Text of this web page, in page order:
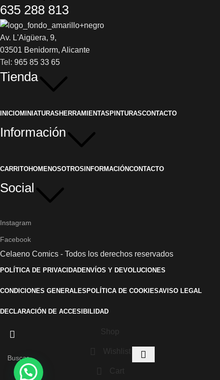
635 288 813
Av. L'Aigüera, 9,
03501 Benidorm, Alicante
Tel: 965 85 33 65
Tienda
INICIOMINIATURAS HERRAMIENTAS PINTURASCONTACTO
Información
CARRITOHOME NOSOTROS INFORMACIÓNCONTACTO
Social
Instagram
Facebook
Celaeno Comics - Todos los derechos reservados
POLÍTICA DE PRIVACIDADENVÍOS Y DEVOLUCIONES
CONDICIONES GENERALES POLÍTICA DE COOKIESAVISO LEGAL
DECLARACIÓN DE ACCESIBILIDAD
Shop
Wishlist
Cart